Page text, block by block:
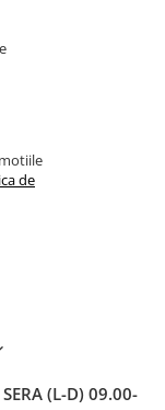
Se vede că au fost
de
(L-D) 09.00-